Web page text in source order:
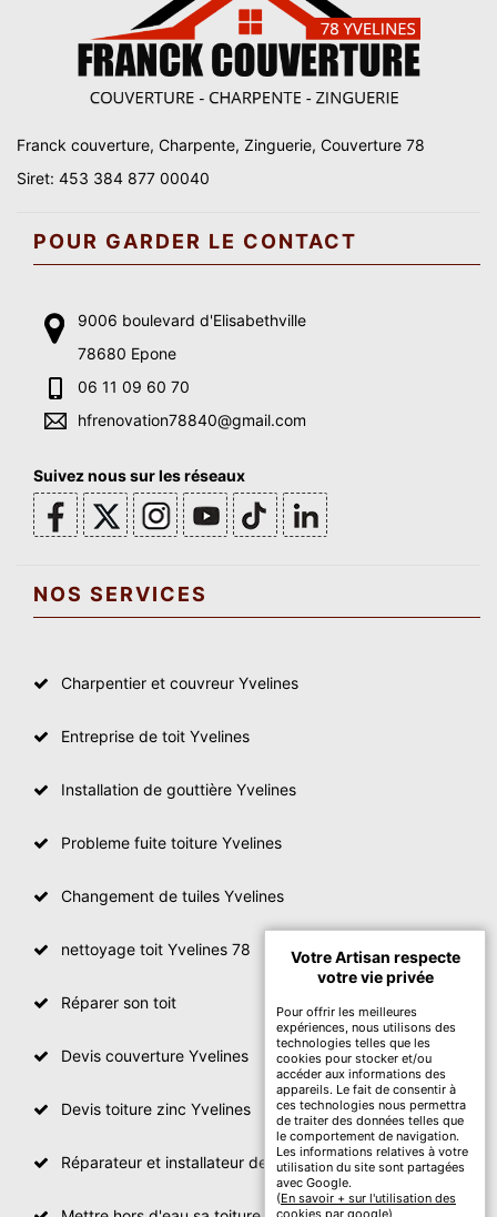
Franck couverture, Charpente, Zinguerie, Couverture 78
Siret: 453 384 877 00040
POUR GARDER LE CONTACT
9006 boulevard d'Elisabethville
78680 Epone
06 11 09 60 70
hfrenovation78840@gmail.com
Suivez nous sur les réseaux
NOS SERVICES
Charpentier et couvreur Yvelines
Entreprise de toit Yvelines
Installation de gouttière Yvelines
Probleme fuite toiture Yvelines
Changement de tuiles Yvelines
nettoyage toit Yvelines 78
Réparer son toit
Devis couverture Yvelines
Devis toiture zinc Yvelines
Réparateur et installateur de fenetre de toit Yvelines
Votre Artisan respecte
votre vie privée
Pour offrir les meilleures
expériences, nous utilisons des
technologies telles que les
cookies pour stocker et/ou
accéder aux informations des
appareils. Le fait de consentir à
ces technologies nous permettra
de traiter des données telles que
le comportement de navigation.
Les informations relatives à votre
utilisation du site sont partagées
avec Google.
(En savoir + sur l'utilisation des
cookies par google)